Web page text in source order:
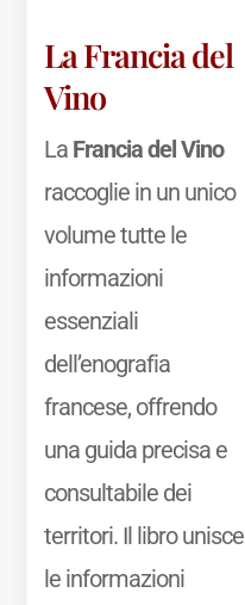
La Francia del
Vino
La Francia del Vino
raccoglie in un unico
volume tutte le
informazioni
essenziali
dell’enografia
francese, offrendo
una guida precisa e
consultabile dei
territori. Il libro unisce
le informazioni